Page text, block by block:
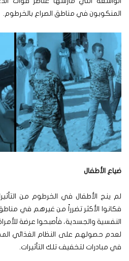
المنكوبون في مناطق الصراع بالخرطوم.
ضياع الأطفال
لم ينج الأطفال في الخرطوم من
فكانوا الأكثر تضرراً من غيرهم في
النفسية والجسدية، فأصبحوا عرضة
لعدم حصولهم على النظام الغذائي
في مبادرات لتخفيف تلك التأثيرات.